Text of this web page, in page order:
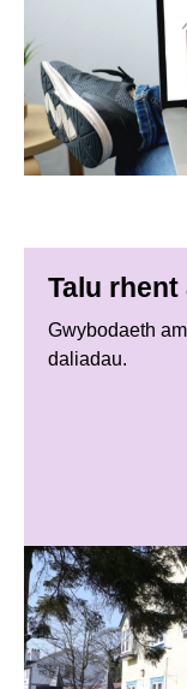
Talu
Gwybodaeth
daliadau.